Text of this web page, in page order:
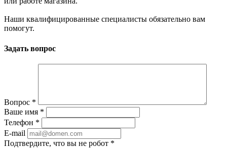
Наши квалифицированные специалисты обязательно вам
помогут.
Задать вопрос
Вопрос *
Ваше имя *
Телефон *
E-mail
Подтвердите, что вы не робот *